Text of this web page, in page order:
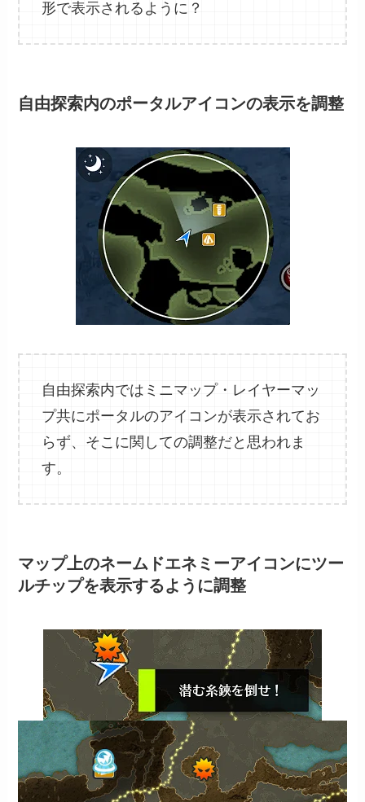
形で表示されるように？
自由探索内のポータルアイコンの表示を調整
自由探索内ではミニマップ・レイヤーマッ
プ共にポータルのアイコンが表示されてお
らず、そこに関しての調整だと思われま
す。
マップ上のネームドエネミーアイコンにツー
ルチップを表示するように調整